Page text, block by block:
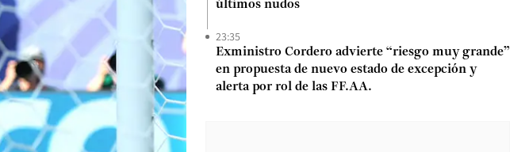
últimos nudos
23:35
Exministro Cordero advierte “riesgo muy grande”
en propuesta de nuevo estado de excepción y
alerta por rol de las FF.AA.